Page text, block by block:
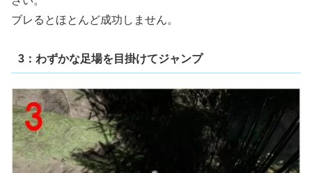
ブレるとほとんど成功しません。
3：わずかな足場を目掛けてジャンプ